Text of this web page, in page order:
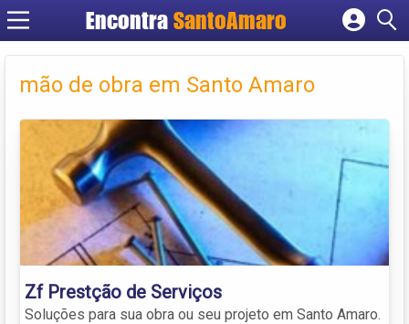
Encontra SantoAmaro
Cadastrar empresa
Criar conta
mão de obra em Santo Amaro
Zf Prestção de Serviços
Soluções para sua obra ou seu projeto em Santo Amaro.